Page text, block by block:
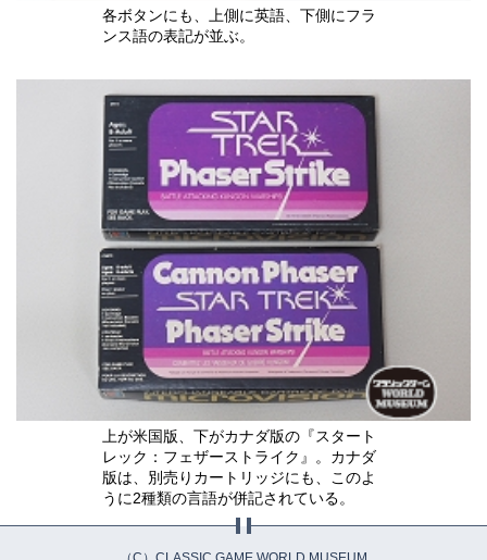
各ボタンにも、上側に英語、下側にフラ
ンス語の表記が並ぶ。
上が米国版、下がカナダ版の『スタート
レック：フェザーストライク』。カナダ
版は、別売りカートリッジにも、このよ
うに2種類の言語が併記されている。